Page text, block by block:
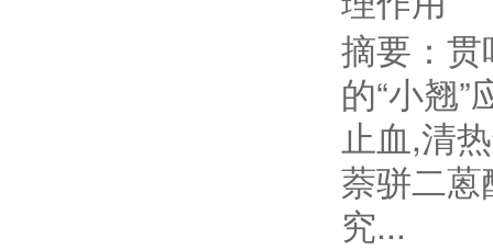
摘要： 贯
的“小翘
止血,清
萘骈二
究...